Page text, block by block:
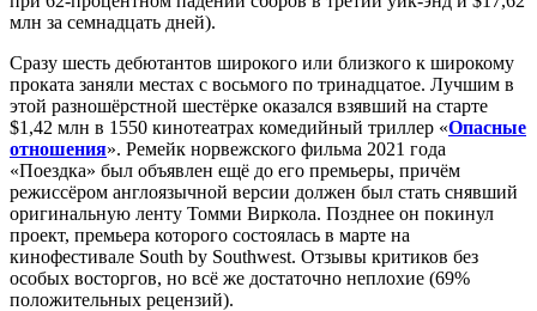
млн за семнадцать дней).
Сразу шесть дебютантов широкого или близкого к широкому
проката заняли местах с восьмого по тринадцатое. Лучшим в
этой разношёрстной шестёрке оказался взявший на старте
$1,42 млн в 1550 кинотеатрах комедийный триллер «Опасные
отношения». Ремейк норвежского фильма 2021 года
«Поездка» был объявлен ещё до его премьеры, причём
режиссёром англоязычной версии должен был стать снявший
оригинальную ленту Томми Виркола. Позднее он покинул
проект, премьера которого состоялась в марте на
кинофестивале South by Southwest. Отзывы критиков без
особых восторгов, но всё же достаточно неплохие (69%
положительных рецензий).